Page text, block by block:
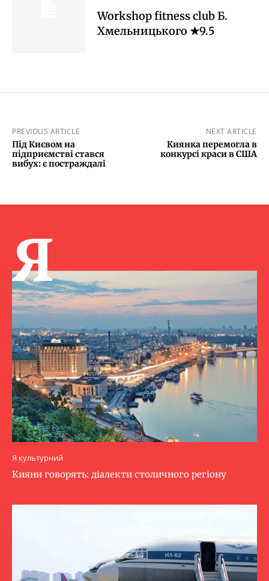
Workshop fitness club Б.
Хмельницького ★9.5
PREVIOUS ARTICLE
Під Києвом на
підприємстві стався
вибух: є постраждалі
NEXT ARTICLE
Киянка перемогла в
конкурсі краси в США
Я
Я культурний
Кияни говорять: діалекти столичного регіону